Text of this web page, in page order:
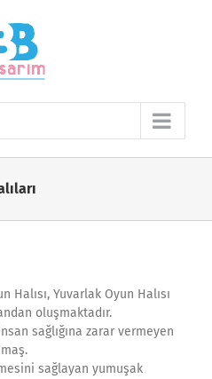
Halısı, Yuvarlak Oyun Halısı
oluşmaktadır.
sağlığına zarar vermeyen
sağlayan yumuşak